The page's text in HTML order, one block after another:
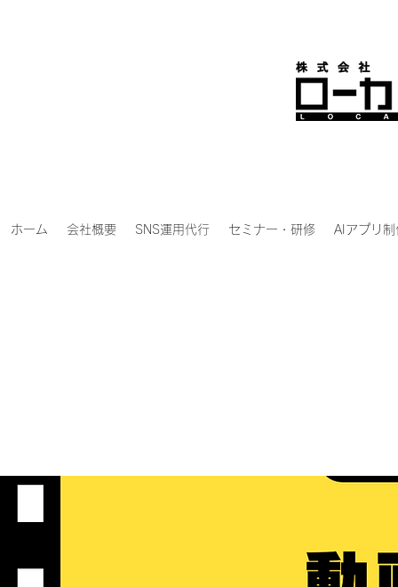
ホーム 会社概要 SNS運用代行 セミナー・研修 AIアプリ制